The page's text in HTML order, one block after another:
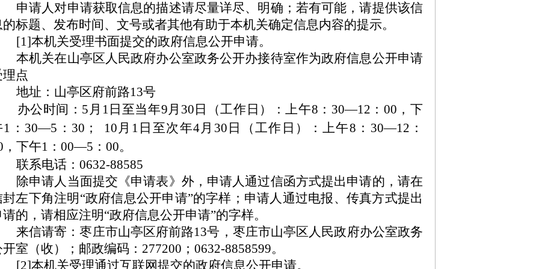
申请人对申请获取信息的描述请尽量详尽、明确；若有可能，请提供该信
的标题、发布时间、文号或者其他有助于本机关确定信息内容的提示。
[1]本机关受理书面提交的政府信息公开申请。
本机关在山亭区人民政府办公室政务公开办接待室作为政府信息公开申请
理点
地址：山亭区府前路13号
公时间： 5月1日至当年9月30日（工作日）：上午8：30—12：00，下
： 30—5 ：30； 10月1日至次年4月30日（工作日）： 上午8：30—12：
，下午1： 00—5 ：00。
联系电话：0632-88585
除申请人当面提交《申请表》外，申请人通过信函方式提出申请的，请在
封左下角注明“政府信息公开申请”的字样；申请人通过电报、传真方式提出
的，请相应注明“政府信息公开申请”的字样。
来信请寄：枣庄市山亭区府前路13号，枣庄市山亭区人民政府办公室政务
室（收）；邮政编码：277200；0632-8858599。
[2]本机关受理通过互联网提交的政府信息公开申请。